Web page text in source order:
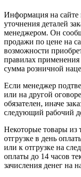
Информация на сайте
уточнения деталей
менеджером. Он
продажи по цене на
возможности
правилах
сумма розничной
Если менеджер
или на другой
обязателен, иначе
следующий рабочий
Некоторые товары из
отгрузке в день
или к отгрузке на
оплаты до 14 часов
зачисления денег на